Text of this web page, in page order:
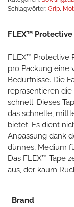
Schlagwörter: Grip,
FLEX™
FLEX™ Protective
pro Packung eine
Bedürfnisse. Die
repräsentieren
schnell. Dieses
das schnelle,
bietet. Es dient
Anpassung dank
dünnes, Medium
Das FLEX™ Tape
aus, der kaum
Brand